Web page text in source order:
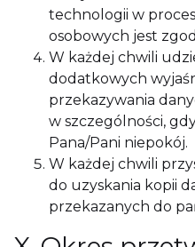
technologii w
osobowych jest
W każdej chwili
dodatkowych
przekazywania
w szczególności,
Pana/Pani niepokój.
W każdej chwili
do uzyskania kopii
przekazanych do